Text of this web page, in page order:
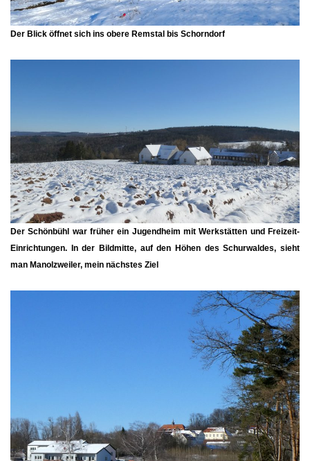
Der Blick öffnet sich ins obere Remstal bis Schorndorf
DerSchönbühl war früher ein Jugendheim mit Werkstätten und Freizeit-
Einrichtungen. In der Bildmitte, auf den Höhen des Schurwaldes, sieht
man Manolzweiler, mein nächstes Ziel